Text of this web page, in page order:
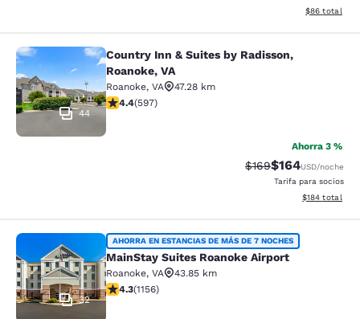
Ver detalles
$86 total
Country Inn & Suites by Radisson,
44
Country Inn & Suites by Radisson,
Roanoke, VA
Roanoke, VA
47.28 km
Calificación de 4.41 estrellas. Excelente. 597 reseñas
4.4(597)
Ahorra 3 %
Tarifa tachada:
$169Tarifa reducida:
$164USD/noche
Tarifa para socios
Ver detalles
$184 total
MainStay Suites Roanoke Airport
32
AHORRA EN ESTANCIAS DE MÁS DE 7 NOCHES
MainStay Suites Roanoke Airport
Roanoke, VA
43.85 km
Calificación de 4.3 estrellas. Excelente. 1156 reseñas
4.3(1156)